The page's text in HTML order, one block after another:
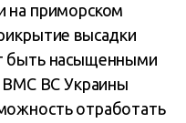
на приморском
высадки
быть насыщенными
ВМС ВС Украины
отработать